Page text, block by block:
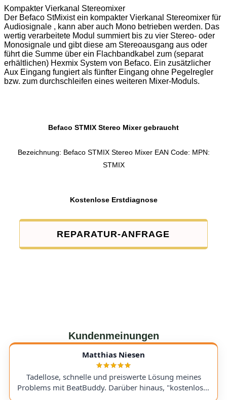
Kompakter Vierkanal Stereomixer
Der Befaco StMix​​​​​​​ist ein kompakter Vierkanal Stereomixer für
Audiosignale , kann aber auch Mono betrieben werden. Das
wertig verarbeitete Modul summiert bis zu vier Stereo- oder
Monosignale und gibt diese am Stereoausgang aus oder
führt die Summe über ein Flachbandkabel zum (separat
erhältlichen) Hexmix System von Befaco. Ein zusätzlicher
Aux Eingang fungiert als fünfter Eingang ohne Pegelregler
bzw. zum durchschleifen eines weiteren Mixer-Moduls.
Befaco STMIX Stereo Mixer gebraucht
Bezeichnung: Befaco STMIX Stereo Mixer EAN Code: MPN:
STMIX
Kostenlose Erstdiagnose
REPARATUR-ANFRAGE
Kundenmeinungen
Matthias Niesen
Tadellose, schnelle und preiswerte Lösung meines
Problems mit BeatBuddy. Darüber hinaus, "kostenloser